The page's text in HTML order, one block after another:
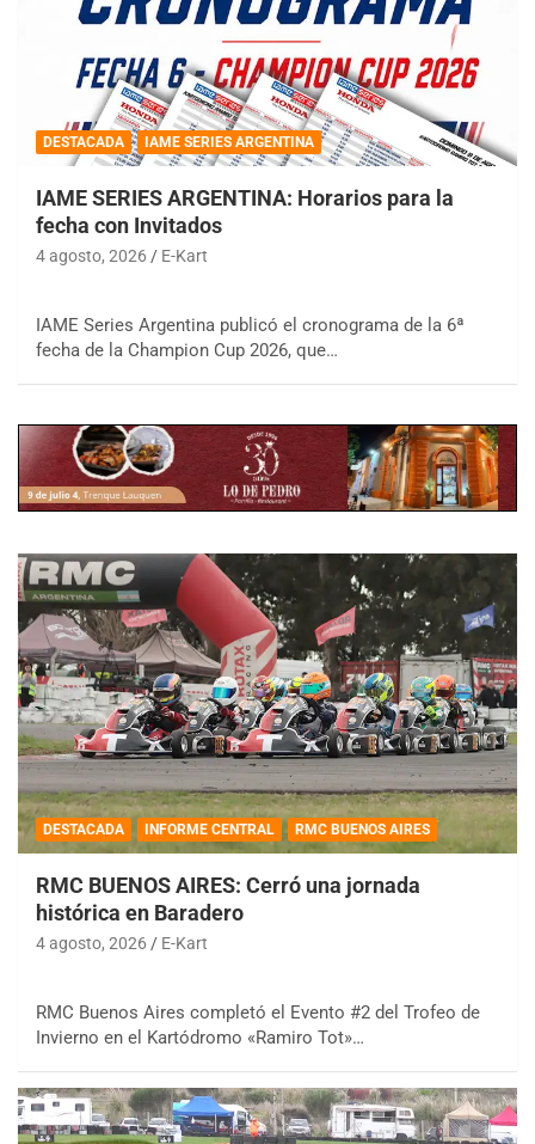
DESTACADA IAME SERIES ARGENTINA
IAME SERIES ARGENTINA: Horarios para la
fecha con Invitados
4 agosto, 2026 E-Kart
IAME Series Argentina publicó el cronograma de la 6ª
fecha de la Champion Cup 2026, que…
DESTACADA INFORME CENTRAL RMC BUENOS AIRES
RMC BUENOS AIRES: Cerró una jornada
histórica en Baradero
4 agosto, 2026 E-Kart
RMC Buenos Aires completó el Evento #2 del Trofeo de
Invierno en el Kartódromo «Ramiro Tot»…